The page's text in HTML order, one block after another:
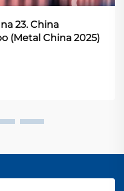
23. China
(Metal China 2025)